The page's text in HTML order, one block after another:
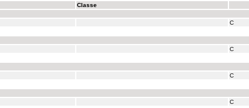
Classe
C
C
C
C